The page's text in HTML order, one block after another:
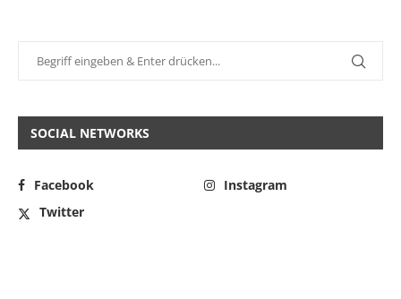
SOCIAL NETWORKS
Facebook
Instagram
Twitter